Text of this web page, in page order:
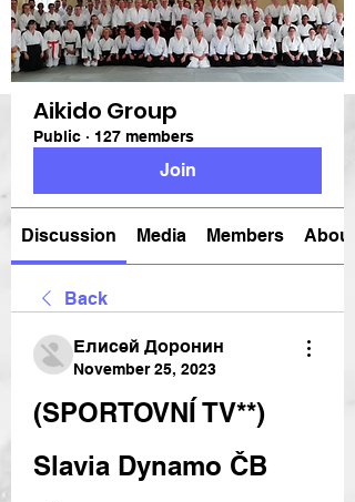
Aikido Group
Public · 127 members
Join
Discussion Media Members About
Back
Елисей Доронин
November 25, 2023
(SPORTOVNÍ TV**)
Slavia Dynamo ČB